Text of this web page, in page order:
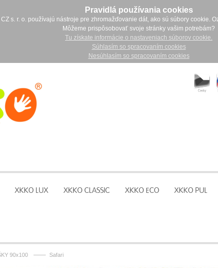
Pravidlá používania cookies
s. r. o. používajú nástroje pre zhromažďovanie dát, ako sú súbory cookie.
Môžeme prispôsobovať svoje stránky vašim potrebám?
Tu získate informácie o nastaveniach súborov cookie.
Súhlasím so spracovaním cookies
Nesúhlasím so spracovaním cookies
XKKO LUX XKKO CLASSIC XKKO ECO XKKO PUL
90x100 —— Safari